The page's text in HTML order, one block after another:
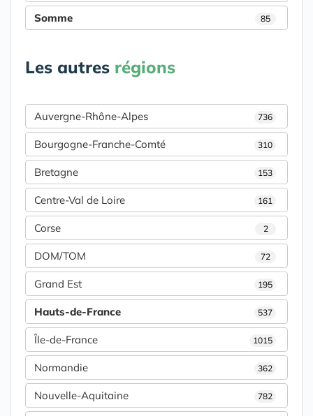
Somme 85
Les autres régions
Auvergne-Rhône-Alpes 736
Bourgogne-Franche-Comté 310
Bretagne 153
Centre-Val de Loire 161
Corse 2
DOM/TOM 72
Grand Est 195
Hauts-de-France 537
Île-de-France 1015
Normandie 362
Nouvelle-Aquitaine 782